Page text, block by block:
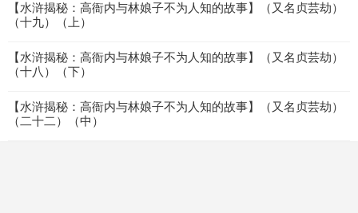
【水浒揭秘：高衙内与林娘子不为人知的故事】（又名贞芸劫）
（十九）（上）
【水浒揭秘：高衙内与林娘子不为人知的故事】（又名贞芸劫）
（十八）（下）
【水浒揭秘：高衙内与林娘子不为人知的故事】（又名贞芸劫）
（二十二）（中）